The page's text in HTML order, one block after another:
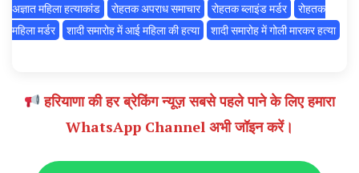
अज्ञात महिला हत्याकांड
रोहतक अपराध समाचार रोहतक ब्लाइंड मर्डर
रोहतक
महिला मर्डर
शादी समारोह में आई महिला की हत्या शादी समारोह में गोली मारकर हत्या
हरियाणा की हर ब्रेकिंग न्यूज़ सबसे पहले पाने के लिए हमारा
WhatsApp Channel अभी जॉइन करें।